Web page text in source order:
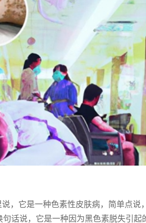
，它是一种色素性皮肤病，简单点说
话说，它是一种因为黑色素脱失引起